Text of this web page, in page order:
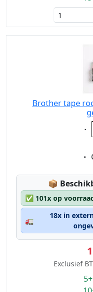
Brother tape
📦
✅ 101x op
🚛
18x in
Exclusief